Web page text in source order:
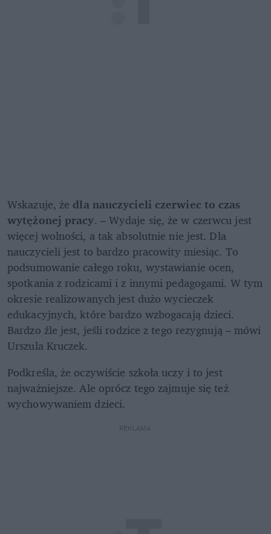
Wskazuje, że dla nauczycieli czerwiec to czas
wytężonej pracy. – Wydaje się, że w czerwcu jest
więcej wolności, a tak absolutnie nie jest. Dla
nauczycieli jest to bardzo pracowity miesiąc. To
podsumowanie całego roku, wystawianie ocen,
spotkania z rodzicami i z innymi pedagogami. W tym
okresie realizowanych jest dużo wycieczek
edukacyjnych, które bardzo wzbogacają dzieci.
Bardzo źle jest, jeśli rodzice z tego rezygnują – mówi
Urszula Kruczek.
Podkreśla, że oczywiście szkoła uczy i to jest
najważniejsze. Ale oprócz tego zajmuje się też
wychowywaniem dzieci.
REKLAMA